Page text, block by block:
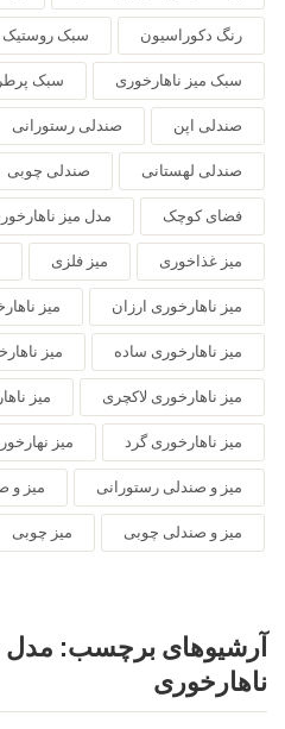
رنگ دکوراسیون سبک روستیک
سبک میز ناهارخوری سبک
صندلی اپن صندلی رستورانی
صندلی لهستانی صندلی چوبی
فضای کوچک مدل میز
میز غذاخوری میز فلزی
میز ناهارخوری ارزان میز
میز ناهارخوری ساده میز
میز ناهارخوری لاکچری میز
میز ناهارخوری گرد میز
میز و صندلی رستورانی میز و
میز و صندلی چوبی میز چوبی
آرشیوهای برچسب: مدل
ناهارخوری